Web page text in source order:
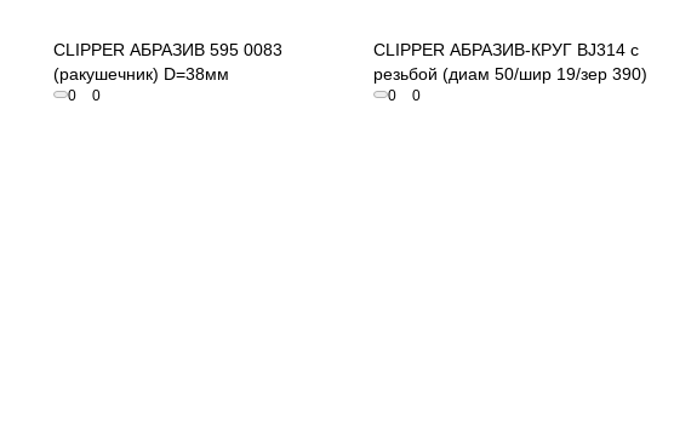
CLIPPER АБРАЗИВ 595 0083
(ракушечник) D=38мм
0 0
CLIPPER АБРАЗИВ-КРУГ BJ314 с
резьбой (диам 50/шир 19/зер 390)
0 0